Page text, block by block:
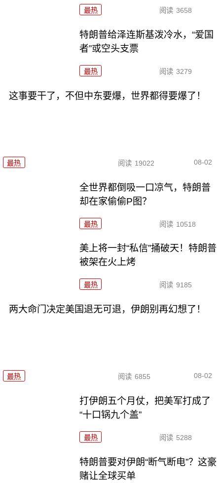
最热 阅读 3658
特朗普给泽连斯基泼冷水，“爱国
者”或空头支票
最热 阅读 3279
这事要干了，不但中东要爆，世界都得要爆了！
最热 阅读 19022 08-02
全世界都倒吸一口凉气，特朗普
却在家偷偷P图？
最热 阅读 10518
美上将一封“私信”捅破天！特朗普
被架在火上烤
最热 阅读 9185
两大命门决定美国退无可退，伊朗别再幻想了！
最热 阅读 6855 08-02
打伊朗五个月仗，把美军打成了
“十口锅九个盖”
最热 阅读 5288
特朗普要对伊朗“断气断电”？这豪
赌让全球买单